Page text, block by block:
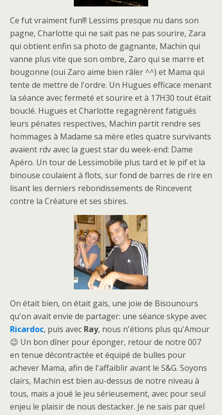
Ce fut vraiment fun!!! Lessims presque nu dans son
pagne, Charlotte qui ne sait pas ne pas sourire, Zara
qui obtient enfin sa photo de gagnante, Machin qui
vanne plus vite que son ombre, Zaro qui se marre et
bougonne (oui Zaro aime bien râler ^^) et Mama qui
tente de mettre de l'ordre. Un Hugues efficace menant
la séance avec fermeté et sourire et à 17H30 tout était
bouclé. Hugues et Charlotte regagnèrent fatigués
leurs pénates respectives, Machin partit rendre ses
hommages à Madame sa mère etles quatre survivants
avaient rdv avec la guest star du week-end: Dame
Apéro. Un tour de Lessimobile plus tard et le pif et la
binouse coulaient à flots, sur fond de barres de rire en
lisant les derniers rebondissements de Rincevent
contre la Créature et ses sbires.
On était bien, on était gais, une joie de Bisounours
qu'on avait envie de partager: une séance skype avec
Ricardoc, puis avec Ray, nous n'étions plus qu'Amour
😉 Un bon dîner pour éponger, retour de notre 007
en tenue décontractée et équipé de bulles pour
achever Mama, afin de l'affaiblir avant le S&G. Soyons
clairs, Machin est bien au-dessus de notre niveau à
tous, mais a joué le jeu sérieusement, avec pour seul
enjeu le plaisir de nous destacker. Je ne sais par quel